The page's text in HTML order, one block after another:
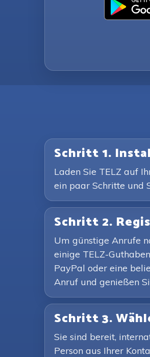
Schritt 1.
Laden Sie TELZ auf
ein paar Schritte und
Schritt 2.
Um günstige Anrufe
einige TELZ-
PayPal oder eine
Anruf und genießen
Schritt 3.
Sie sind bereit,
Person aus Ihrer